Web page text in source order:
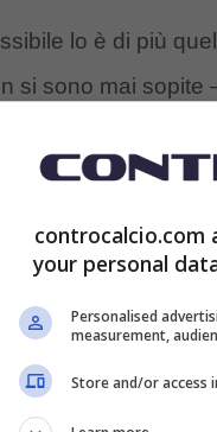
lo è di più
si sono mai sopite
in fila – ma,
la Fiorentina.
e le
in classifica
dall’Inter seconda.
controcalcio.com
your personal
Personalised
measurement,
Store and/or access